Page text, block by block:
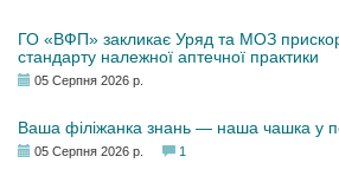
ГО «ВФП» закликає Уряд та МОЗ
стандарту належної аптечної практики
05 Серпня 2026 р.
Ваша філіжанка знань — наша чашка у
05 Серпня 2026 р. 1